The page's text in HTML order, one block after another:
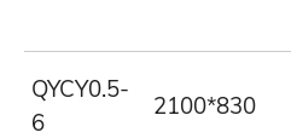
QYCY0.5-
6
2100*830